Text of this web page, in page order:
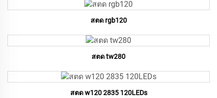
สตด rgb120
สตด tw280
สตด w120 2835 120LEDs